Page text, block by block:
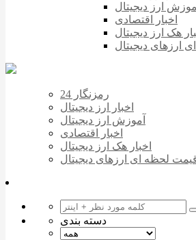
آموزش ارز دیجیتال
اخبار اقتصادی
هک ارز دیجیتال
ارزهای دیجیتال
رمزنگار 24
اخبار ارز دیجیتال
آموزش ارز دیجیتال
اخبار اقتصادی
اخبار هک ارز دیجیتال
لحظه ای ارزهای دیجیتال
دسته بندی